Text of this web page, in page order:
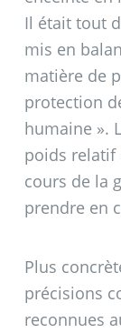
Il était tout
mis en
matière de
protection
humaine ».
poids relatif
cours de la
prendre en
Plus
précisions
reconnues